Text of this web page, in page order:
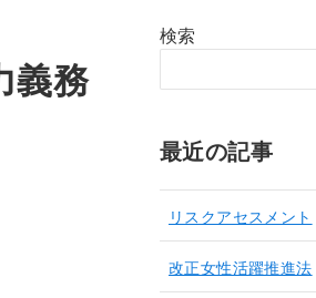
義務
検索
最近の記事
リスクアセスメント
改正女性活躍推進法